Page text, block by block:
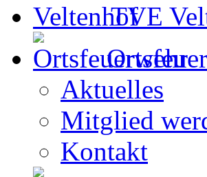
TVE
Aktuelles
Mitglied
Kontakt